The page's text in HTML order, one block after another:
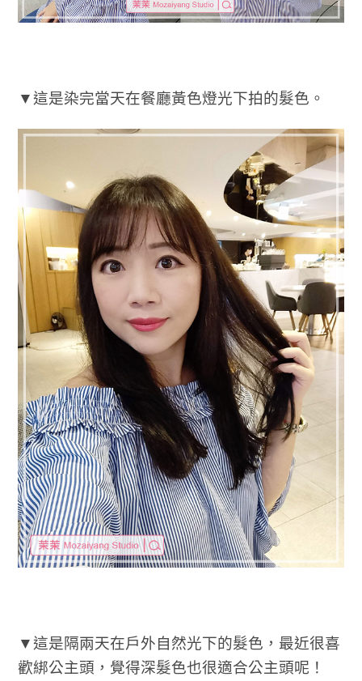
▼這是染完當天在餐廳黃色燈光下拍的髮色。
▼這是隔兩天在戶外自然光下的髮色，最近很喜
歡綁公主頭，覺得深髮色也很適合公主頭呢！